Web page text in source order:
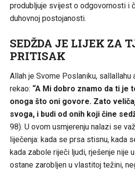
produbljuje svijest o odgovornosti i
duhovnoj postojanosti.
SEDŽDA JE LIJEK ZA
PRITISAK
Allah je Svome Poslaniku, sallallahu
rekao: “A Mi dobro znamo da ti je
onoga što oni govore. Zato
svoga, i budi od onih koji čine
98). U ovom usmjerenju nalazi se
liječenja: kada se prsa stisnu, kada
kada zabole riječi ljudi, rješenje nije
ostane zarobljen u vlastitoj težini,